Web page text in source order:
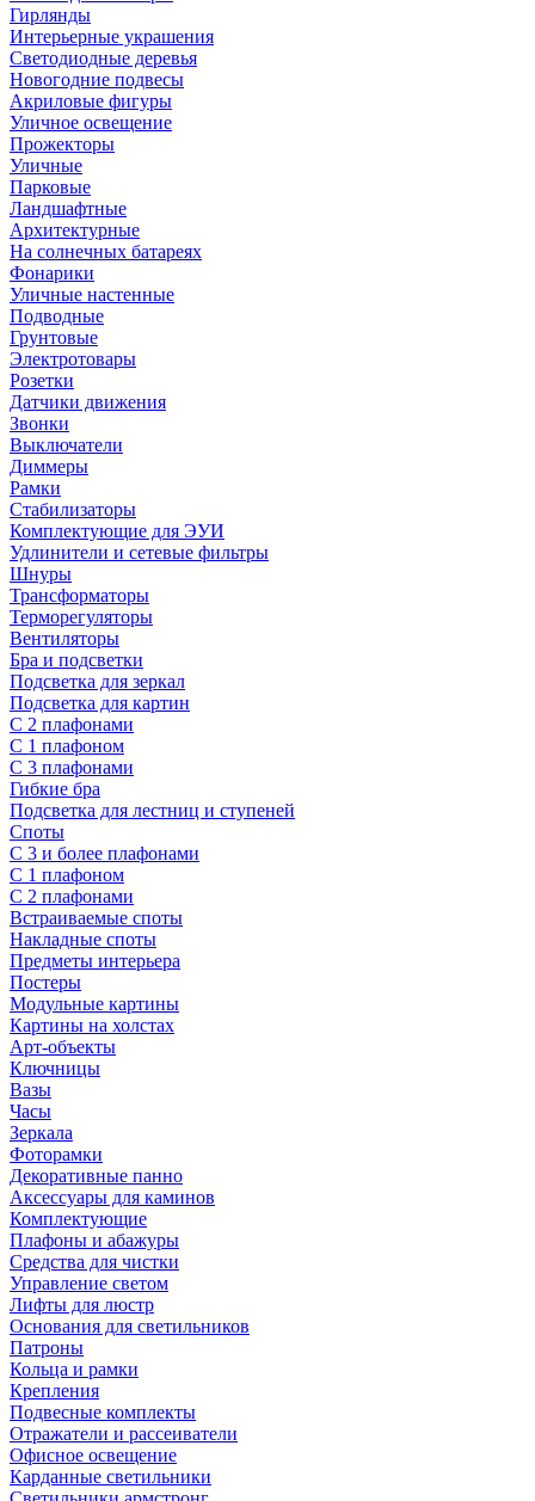
Гирлянды
Интерьерные украшения
Светодиодные деревья
Новогодние подвесы
Акриловые фигуры
Уличное освещение
Прожекторы
Уличные
Парковые
Ландшафтные
Архитектурные
На солнечных батареях
Фонарики
Уличные настенные
Подводные
Грунтовые
Электротовары
Розетки
Датчики движения
Звонки
Выключатели
Диммеры
Рамки
Стабилизаторы
Комплектующие для ЭУИ
Удлинители и сетевые фильтры
Шнуры
Трансформаторы
Терморегуляторы
Вентиляторы
Бра и подсветки
Подсветка для зеркал
Подсветка для картин
С 2 плафонами
С 1 плафоном
С 3 плафонами
Гибкие бра
Подсветка для лестниц и ступеней
Споты
С 3 и более плафонами
С 1 плафоном
С 2 плафонами
Встраиваемые споты
Накладные споты
Предметы интерьера
Постеры
Модульные картины
Картины на холстах
Арт-объекты
Ключницы
Вазы
Часы
Зеркала
Фоторамки
Декоративные панно
Аксессуары для каминов
Комплектующие
Плафоны и абажуры
Средства для чистки
Управление светом
Лифты для люстр
Основания для светильников
Патроны
Кольца и рамки
Крепления
Подвесные комплекты
Отражатели и рассеиватели
Офисное освещение
Карданные светильники